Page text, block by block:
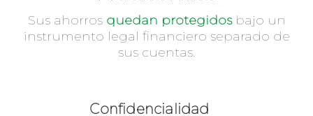
Sus ahorros quedan protegidosbajo un
instrumento legal financiero separado de
sus cuentas.
Confidencialidad